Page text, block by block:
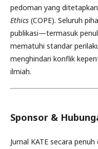
pedoman yang
Ethics (COPE). Seluruh
publikasi—termasuk
mematuhi standar
menghindari konflik
ilmiah.
Sponsor &
Jurnal KATE secara